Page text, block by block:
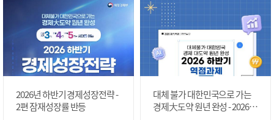
2026년 하반기 경제성장전략 -
2편 잠재성장률 반등
대체 불가 대한민국으로 가는
경제大도약 원년 완성 - 2026 하